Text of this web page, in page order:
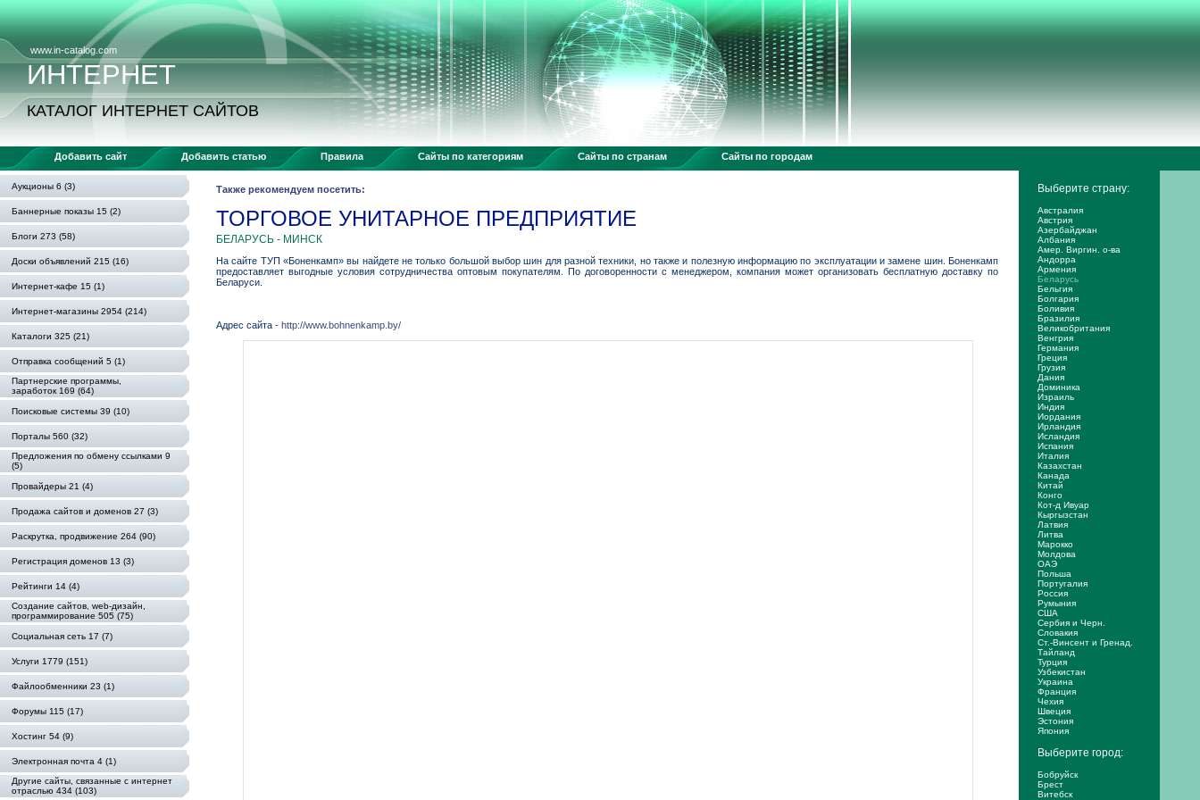
www.in-catalog.com
ИНТЕРНЕТ
КАТАЛОГ ИНТЕРНЕТ САЙТОВ
Добавить сайт Добавить статью Правила Сайты по категориям Сайты по странам Сайты по городам
Аукционы 6 (3)
Баннерные показы 15 (2)
Блоги 273 (58)
Доски объявлений 215 (16)
Интернет-кафе 15 (1)
Интернет-магазины 2954 (214)
Каталоги 325 (21)
Отправка сообщений 5 (1)
Партнерские программы,
заработок 169 (64)
Поисковые системы 39 (10)
Порталы 560 (32)
Предложения по обмену ссылками 9
(5)
Провайдеры 21 (4)
Продажа сайтов и доменов 27 (3)
Раскрутка, продвижение 264 (90)
Регистрация доменов 13 (3)
Рейтинги 14 (4)
Создание сайтов, web-дизайн,
программирование 505 (75)
Социальная сеть 17 (7)
Услуги 1779 (151)
Файлообменники 23 (1)
Форумы 115 (17)
Хостинг 54 (9)
Электронная почта 4 (1)
Другие сайты, связанные с интернет
отраслью 434 (103)
Также рекомендуем посетить:
ТОРГОВОЕ УНИТАРНОЕ ПРЕДПРИЯТИЕ
БЕЛАРУСЬ - МИНСК
На сайте ТУП «Боненкамп» вы найдете не только большой выбор шин для разной техники, но также и полезную информацию по эксплуатации и замене шин. Боненкамп
предоставляет выгодные условия сотрудничества оптовым покупателям. По договоренности с менеджером, компания может организовать бесплатную доставку по
Беларуси.
Адрес сайта - http://www.bohnenkamp.by/
Выберите страну:
Австралия
Австрия
Азербайджан
Албания
Амер. Виргин. о-ва
Андорра
Армения
Беларусь
Бельгия
Болгария
Боливия
Бразилия
Великобритания
Венгрия
Германия
Греция
Грузия
Дания
Доминика
Израиль
Индия
Иордания
Ирландия
Исландия
Испания
Италия
Казахстан
Канада
Китай
Конго
Кот-д Ивуар
Кыргызстан
Латвия
Литва
Марокко
Молдова
ОАЭ
Польша
Португалия
Россия
Румыния
США
Сербия и Черн.
Словакия
Ст.-Винсент и Гренад.
Тайланд
Турция
Узбекистан
Украина
Франция
Чехия
Швеция
Эстония
Япония
Выберите город:
Бобруйск
Брест
Витебск